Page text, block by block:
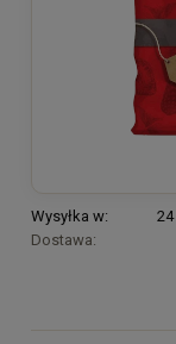
Wysyłka w:
Dostawa:
Cena nie